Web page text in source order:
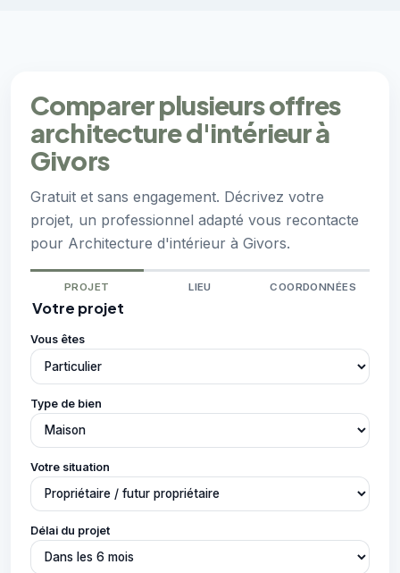
Comparer plusieurs offres
architecture d'intérieur à
Givors
Gratuit et sans engagement. Décrivez votre
projet, un professionnel adapté vous recontacte
pour Architecture d'intérieur à Givors.
PROJET LIEU COORDONNÉES
Votre projet
Vous êtes
Type de bien
Votre situation
Délai du projet